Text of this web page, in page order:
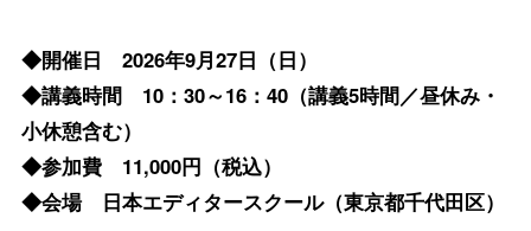
◆開催日 2026年9月27日（日）
◆講義時間 10：30～16：40（講義5時間／昼休み・
小休憩含む）
◆参加費 11,000円（税込）
◆会場 日本エディタースクール（東京都千代田区）